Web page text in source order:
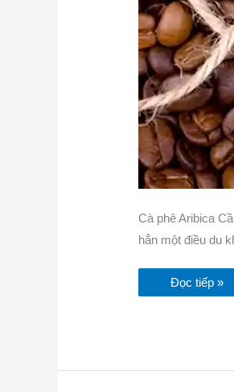
Cà phê Aribica
hẳn một điều du
Đọc tiếp »